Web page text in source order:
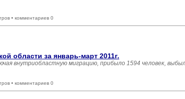
• комментариев 0
области за январь-март 2011г.
внутриобластную миграцию, прибыло 1594 человек,
• комментариев 0